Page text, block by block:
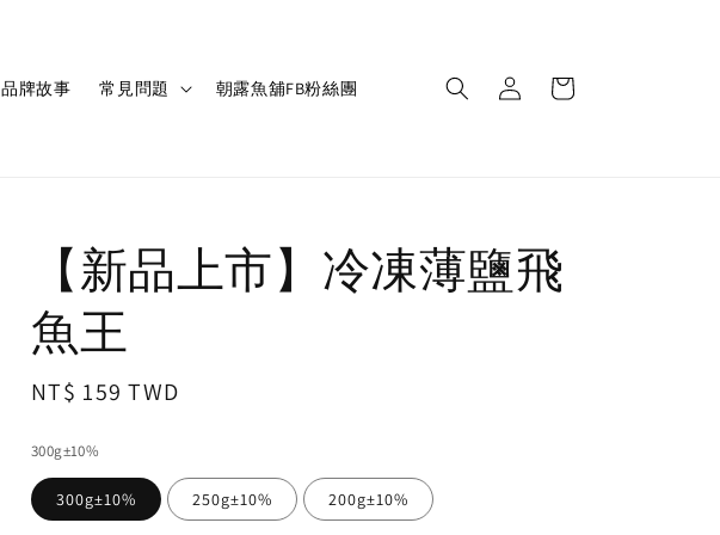
品牌故事 常見問題 朝露魚舖FB粉絲團
【新品上市】冷凍薄鹽飛
魚王
Regular
NT$ 159 TWD
300g±10%
300g±10% 250g±10% 200g±10%